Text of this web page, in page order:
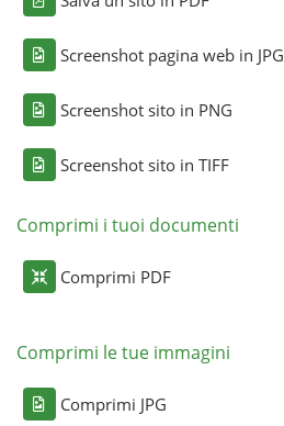
Screenshot pagina web in JPG
Screenshot sito in PNG
Screenshot sito in TIFF
Comprimi i tuoi documenti
Comprimi PDF
Comprimi le tue immagini
Comprimi JPG